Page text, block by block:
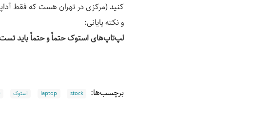
کنید (مرکزی در تهران هست که فقط
و نکته پایانی:
لپ‌تاپ‌های استوک حتماً و حتماً
برچسب‌ها: laptop stock استوک